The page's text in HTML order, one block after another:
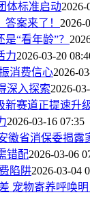
体标准启动2026-
案来了！ 2026-
“看年龄”？
力2026-03-20
消费信心2026-
深入探索2026-
新赛道正提速升
2026-03-16 07:35
徽省消保委揭露
错配2026-03-06
陷阱2026-03-04
宠物寄养呼唤